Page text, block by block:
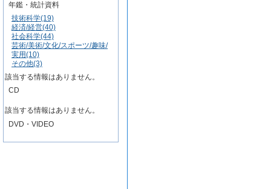
年鑑・統計資料
技術科学(19)
経済/経営(40)
社会科学(44)
芸術/美術/文化/スポーツ/趣味/
実用(10)
その他(3)
該当する情報はありません。
CD
該当する情報はありません。
DVD・VIDEO